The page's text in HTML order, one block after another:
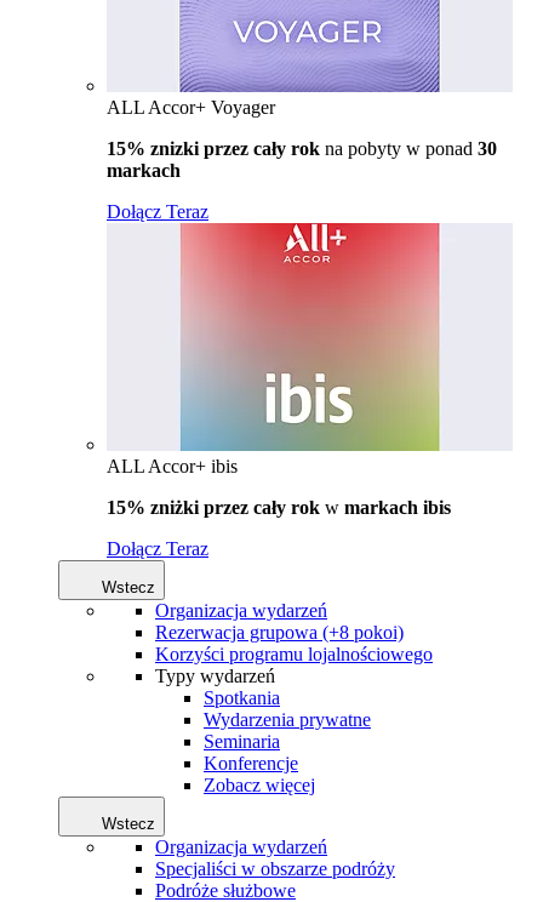
ALL Accor+ Voyager
15% znizki przez cały rok na pobyty w ponad 30
markach
Dołącz Teraz
ALL Accor+ ibis
15% zniżki przez cały rok w markach ibis
Dołącz Teraz
Wstecz
Organizacja wydarzeń
Rezerwacja grupowa (+8 pokoi)
Korzyści programu lojalnościowego
Typy wydarzeń
Spotkania
Wydarzenia prywatne
Seminaria
Konferencje
Zobacz więcej
Wstecz
Organizacja wydarzeń
Specjaliści w obszarze podróży
Podróże służbowe